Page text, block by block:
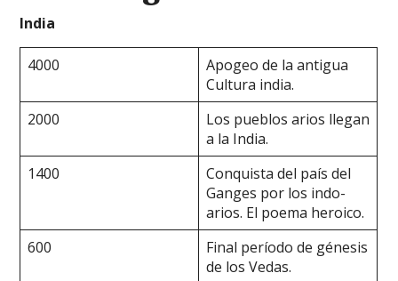
India
4000
Apogeo de la antigua
Cultura india.
2000
Los pueblos arios llegan
a la India.
1400
Conquista del país del
Ganges por los indo-
arios. El poema heroico.
600
Final período de génesis
de los Vedas.